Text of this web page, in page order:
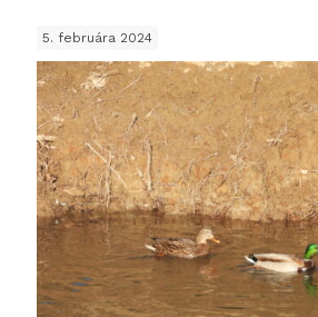
5. februára 2024